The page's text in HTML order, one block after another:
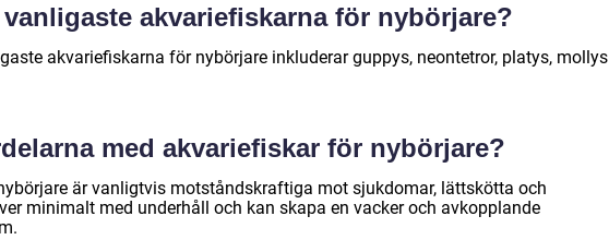
akvariefiskarna för nybörjare?
akvariefiskarna för nybörjare inkluderar guppys, neontetror, platys, mollys
med akvariefiskar för nybörjare?
är vanligtvis motståndskraftiga mot sjukdomar, lättskötta och
minimalt med underhåll och kan skapa en vacker och avkopplande